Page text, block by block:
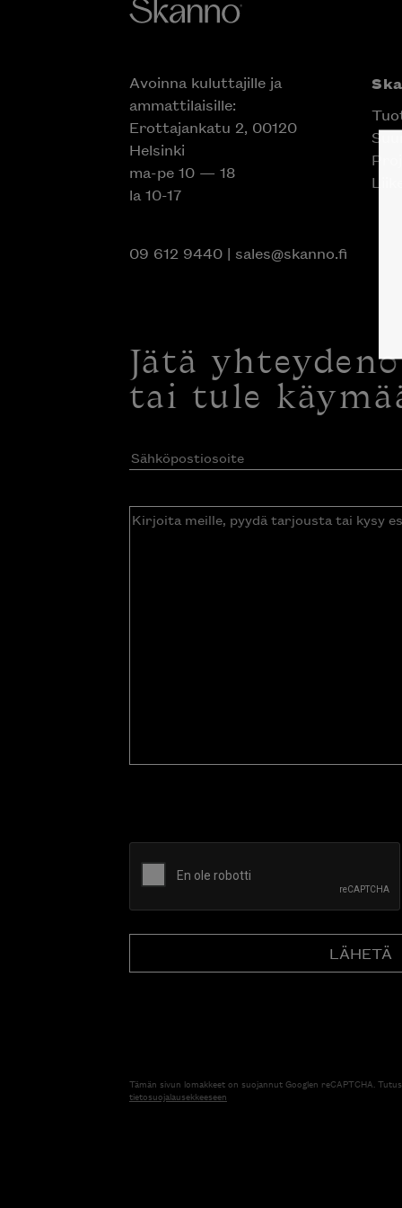
Avoinna kuluttajille ja
ammattilaisille:
Erottajankatu 2, 00120
Helsinki
ma-pe 10 — 18
la 10-17
09 612 9440| sales@skanno.fi
Jätä
tai tule
Sähköpostiosoite(Pakollinen)
Kirjoita
Tämän sivun lomakkeet on suojannut Googlen reCAPTCHA.
tietosuojalausekkeeseen